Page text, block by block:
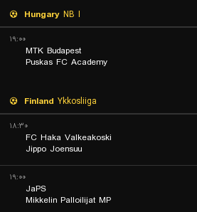
Hungary NB I
۱۹:۰۰
MTK Budapest
Puskas FC Academy
Finland Ykkosliiga
۱۸:۳۰
FC Haka Valkeakoski
Jippo Joensuu
۱۹:۰۰
JaPS
Mikkelin Palloilijat MP